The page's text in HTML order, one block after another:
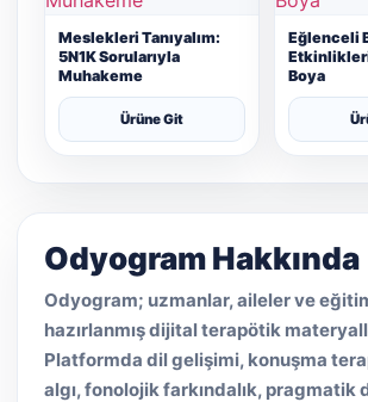
Meslekleri Tanıyalım:
5N1K Sorularıyla
Muhakeme
Ürüne Git
Eğlenceli
Boya
Odyogram Hakkında
Odyogram; uzmanlar, aileler ve
hazırlanmış dijital terapötik
Platformda dil gelişimi, konuşma
algı, fonolojik farkındalık, pragmatik